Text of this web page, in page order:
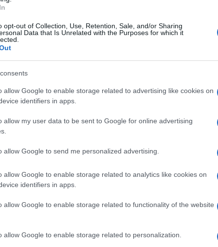
opt-out of Collection, Use, Retention, Sale, and/or Sharing
Data that Is Unrelated with the Purposes for which it
allow Google to enable storage related to advertising like cookies on
identifiers in apps.
allow my user data to be sent to Google for online advertising
allow Google to send me personalized advertising.
allow Google to enable storage related to analytics like cookies on
identifiers in apps.
allow Google to enable storage related to functionality of the website
allow Google to enable storage related to personalization.
conocer de antemano la
esperada y
entrar desde cantidades reducidas permite
activos: promociones residenciales, suelos,